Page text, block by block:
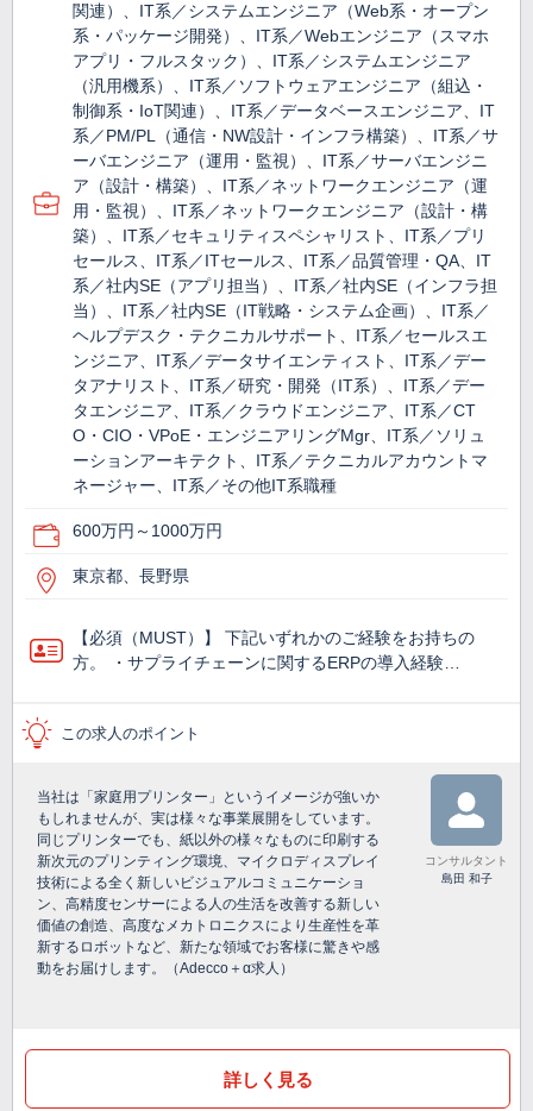
関連）、IT系／システムエンジニア（Web系・オープン
系・パッケージ開発）、IT系／Webエンジニア（スマホ
アプリ・フルスタック）、IT系／システムエンジニア
（汎用機系）、IT系／ソフトウェアエンジニア（組込・
制御系・IoT関連）、IT系／データベースエンジニア、IT
系／PM/PL（通信・NW設計・インフラ構築）、IT系／サ
ーバエンジニア（運用・監視）、IT系／サーバエンジニ
ア（設計・構築）、IT系／ネットワークエンジニア（運
用・監視）、IT系／ネットワークエンジニア（設計・構
築）、IT系／セキュリティスペシャリスト、IT系／プリ
セールス、IT系／ITセールス、IT系／品質管理・QA、IT
系／社内SE（アプリ担当）、IT系／社内SE（インフラ担
当）、IT系／社内SE（IT戦略・システム企画）、IT系／
ヘルプデスク・テクニカルサポート、IT系／セールスエ
ンジニア、IT系／データサイエンティスト、IT系／デー
タアナリスト、IT系／研究・開発（IT系）、IT系／デー
タエンジニア、IT系／クラウドエンジニア、IT系／CT
O・CIO・VPoE・エンジニアリングMgr、IT系／ソリュ
ーションアーキテクト、IT系／テクニカルアカウントマ
ネージャー、IT系／その他IT系職種
600万円～1000万円
東京都、長野県
【必須（MUST）】 下記いずれかのご経験をお持ちの
方。 ・サプライチェーンに関するERPの導入経験…
この求人のポイント
当社は「家庭用プリンター」というイメージが強いか
もしれませんが、実は様々な事業展開をしています。
同じプリンターでも、紙以外の様々なものに印刷する
新次元のプリンティング環境、マイクロディスプレイ
技術による全く新しいビジュアルコミュニケーショ
ン、高精度センサーによる人の生活を改善する新しい
価値の創造、高度なメカトロニクスにより生産性を革
新するロボットなど、新たな領域でお客様に驚きや感
動をお届けします。（Adecco＋α求人）
コンサルタント
島田 和子
詳しく見る